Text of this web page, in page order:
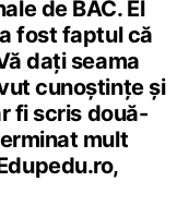
de BAC. El
fost faptul că
dați seama
cunoștințe și
fi scris două-
mult